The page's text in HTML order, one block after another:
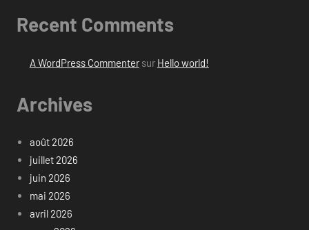
Recent Comments
A WordPress Commentersur Hello world!
Archives
août 2026
juillet 2026
juin 2026
mai 2026
avril 2026